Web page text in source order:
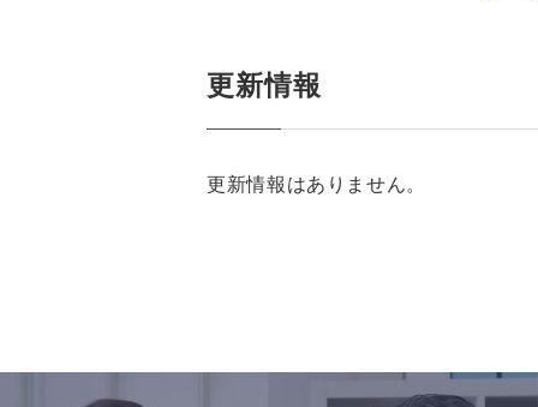
更新情報
更新情報はありません。